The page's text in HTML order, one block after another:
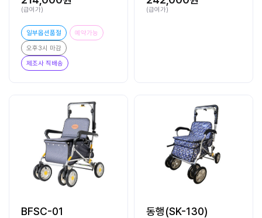
(급여가)
일부옵션품절
예약가능
오후3시 마감
제조사 직배송
(급여가)
BFSC-01 동행(SK-130)